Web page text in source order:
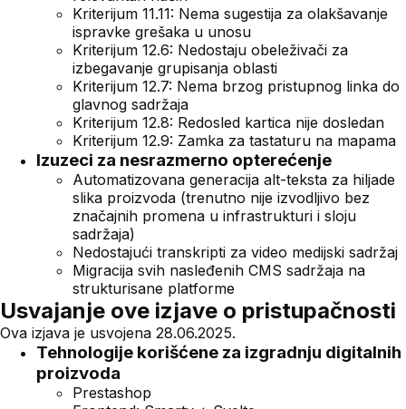
Kriterijum 11.11: Nema sugestija za olakšavanje
ispravke grešaka u unosu
Kriterijum 12.6: Nedostaju obeleživači za
izbegavanje grupisanja oblasti
Kriterijum 12.7: Nema brzog pristupnog linka do
glavnog sadržaja
Kriterijum 12.8: Redosled kartica nije dosledan
Kriterijum 12.9: Zamka za tastaturu na mapama
Izuzeci za nesrazmerno opterećenje
Automatizovana generacija alt-teksta za hiljade
slika proizvoda (trenutno nije izvodljivo bez
značajnih promena u infrastrukturi i sloju
sadržaja)
Nedostajući transkripti za video medijski sadržaj
Migracija svih nasleđenih CMS sadržaja na
strukturisane platforme
Usvajanje ove izjave o pristupačnosti
Ova izjava je usvojena 28.06.2025.
Tehnologije korišćene za izgradnju digitalnih
proizvoda
Prestashop